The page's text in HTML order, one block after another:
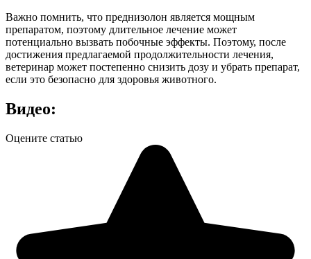
Важно помнить, что преднизолон является мощным
препаратом, поэтому длительное лечение может
потенциально вызвать побочные эффекты. Поэтому, после
достижения предлагаемой продолжительности лечения,
ветеринар может постепенно снизить дозу и убрать препарат,
если это безопасно для здоровья животного.
Видео:
Оцените статью